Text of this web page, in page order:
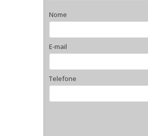
Nome
E-mail
Telefone